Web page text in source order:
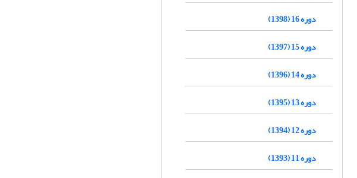
دوره 16 (1398)
دوره 15 (1397)
دوره 14 (1396)
دوره 13 (1395)
دوره 12 (1394)
دوره 11 (1393)